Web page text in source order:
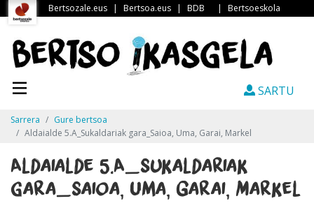
Bertsozale.eus | Bertsoa.eus | BDB | Bertsoeskola
SARTU
Sarrera
Gure bertsoa
Aldaialde 5.A_Sukaldariak gara_Saioa, Uma, Garai, Markel
Aldaialde 5.A_Sukaldariak
gara_Saioa, Uma, Garai, Markel